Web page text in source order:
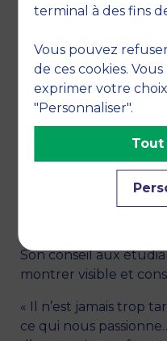
Pour elle, ces
entiers et crée un
L’IMPACT DE
CONSEILS
sportif, le réseau de
« Mon premier stage,
réseau alumni. Ma
Son conseil aux
montrer visible et
« Il n’est jamais trop
ce qui nous
terminal à des fins
Vous pouvez
de ces cookies.
exprimer votre
"Personnaliser".